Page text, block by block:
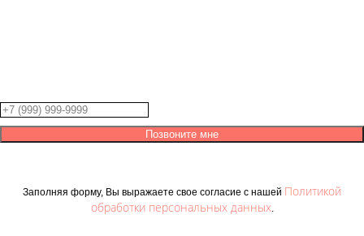
Позвоните мне
Заполняя форму, Вы выражаете свое согласие с нашей Политикой
обработки персональных данных.